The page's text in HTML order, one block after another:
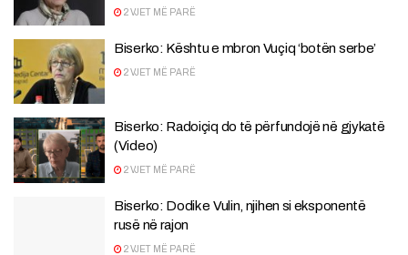
2 VJET MË PARË
Biserko: Kështu e mbron Vuçiq ‘botën serbe’
2 VJET MË PARË
Biserko: Radoiçiq do të përfundojë në gjykatë
(Video)
2 VJET MË PARË
Biserko: Dodik e Vulin, njihen si eksponentë
rusë në rajon
2 VJET MË PARË